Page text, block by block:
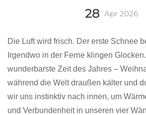
28 Apr 2026
Die Luft wird frisch. Der erste Schnee
Irgendwo in der Ferne klingen
wunderbarste Zeit des Jahres –
während die Welt draußen kälter und
wir uns instinktiv nach innen, um
und Verbundenheit in unseren vier